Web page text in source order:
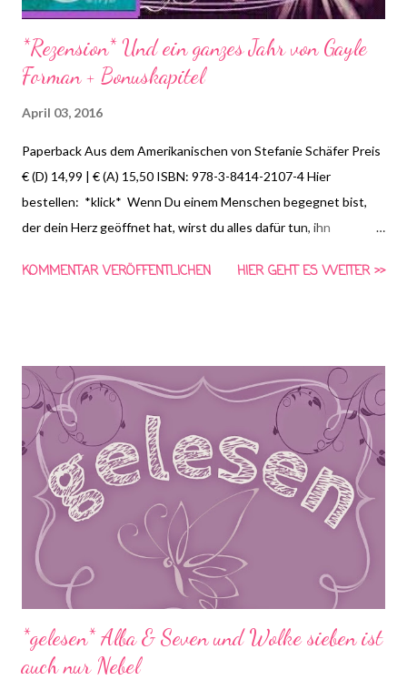
*Rezension* Und ein ganzes Jahr von Gayle
Forman + Bonuskapitel
April 03, 2016
Paperback Aus dem Amerikanischen von Stefanie Schäfer Preis
€ (D) 14,99 | € (A) 15,50 ISBN: 978-3-8414-2107-4 Hier
bestellen: *klick* Wenn Du einem Menschen begegnet bist,
der dein Herz geöffnet hat, wirst du alles dafür tun, ihn
stehst? Eine große, überwältigende Geschichte von
er seine Geschichte! (Quelle:amazon.de)
KOMMENTAR VERÖFFENTLICHEN HIER GEHT ES WEITER >>
*gelesen* Alba & Seven und Wolke sieben ist
auch nur Nebel